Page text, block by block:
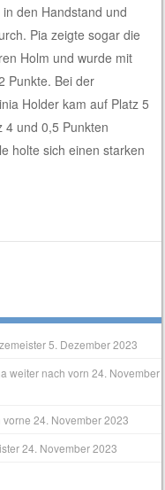
den Handstand und
Pia zeigte sogar die
Holm und wurde mit
Punkte. Bei der
Holder kam auf Platz 5
4 und 0,5 Punkten
holte sich einen starken
5. Dezember 2023
weiter nach vorn 24. November
vorne 24. November 2023
24. November 2023